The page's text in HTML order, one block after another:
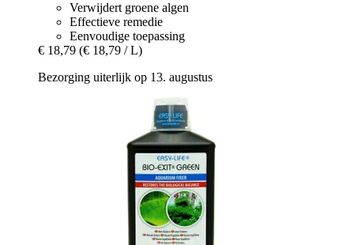
Verwijdert groene algen
Effectieve remedie
Eenvoudige toepassing
€ 18,79 (€ 18,79 / L)
Bezorging uiterlijk op 13. augustus